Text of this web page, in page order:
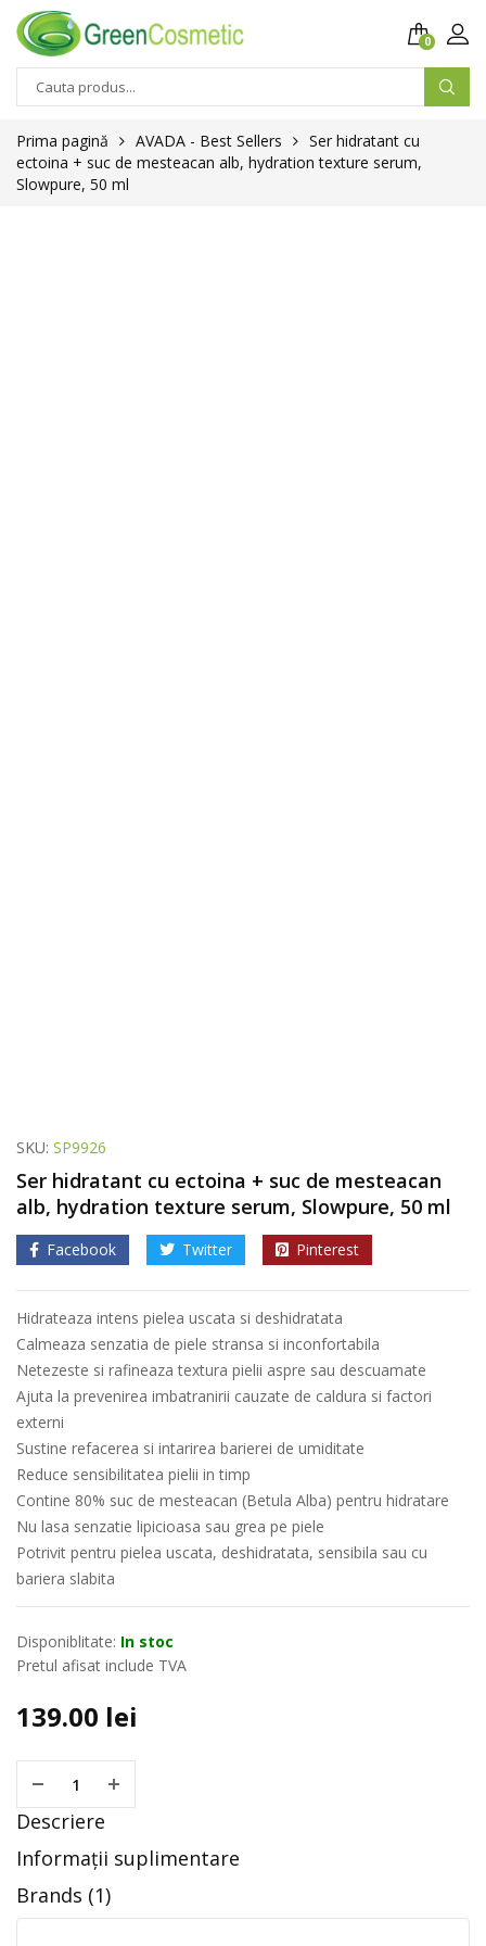
0
Prima pagină AVADA - Best Sellers
Ser hidratant cu
ectoina + suc de mesteacan alb, hydration texture serum,
Slowpure, 50 ml
SKU: SP9926
Ser hidratant cu ectoina + suc de mesteacan
alb, hydration texture serum, Slowpure, 50 ml
Facebook Twitter Pinterest
Hidrateaza intens pielea uscata si deshidratata
Calmeaza senzatia de piele stransa si inconfortabila
Netezeste si rafineaza textura pielii aspre sau descuamate
Ajuta la prevenirea imbatranirii cauzate de caldura si factori
externi
Sustine refacerea si intarirea barierei de umiditate
Reduce sensibilitatea pielii in timp
Contine 80% suc de mesteacan (Betula Alba) pentru hidratare
Nu lasa senzatie lipicioasa sau grea pe piele
Potrivit pentru pielea uscata, deshidratata, sensibila sau cu
bariera slabita
Disponiblitate: In stoc
Pretul afisat include TVA
139.00 lei
Descriere
Informații suplimentare
Brands (1)